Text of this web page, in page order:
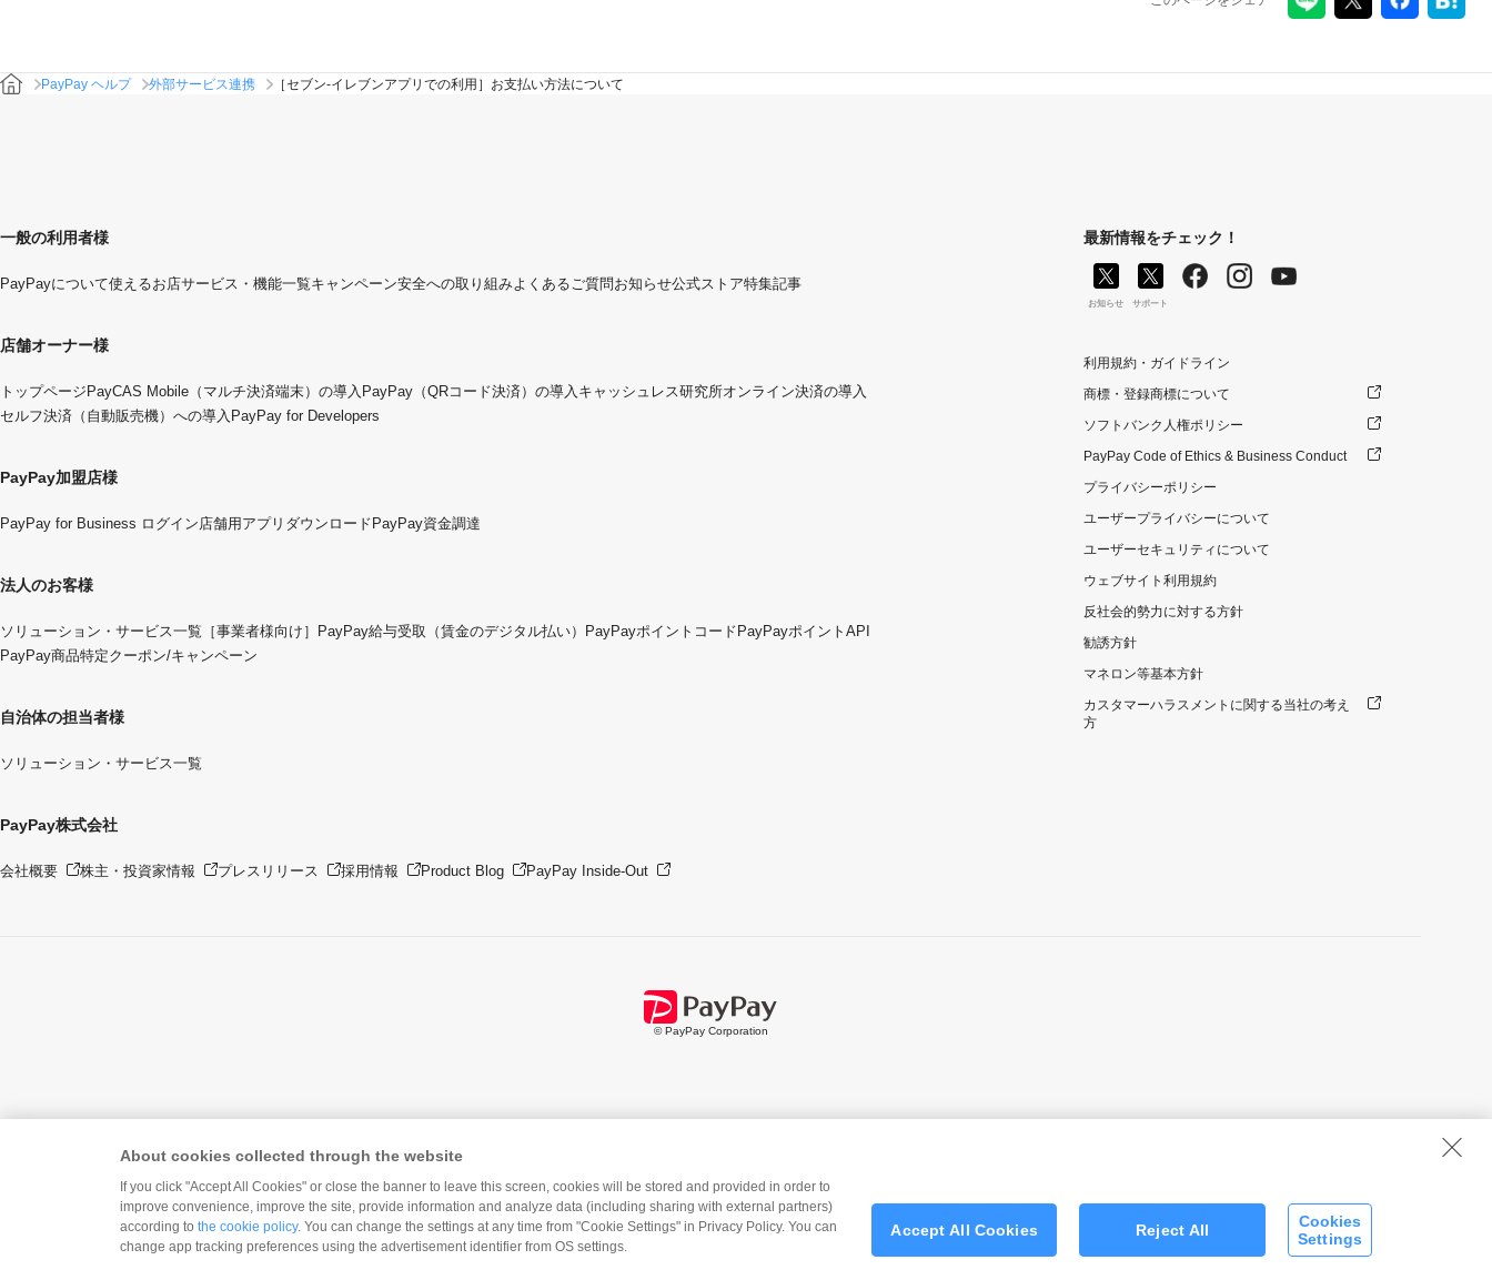
いますぐPayPayアプリをダウンロード
PayPay ヘルプ 外部サービス連携 ［セブン-イレブンアプリでの利用］お支払い方法について
一般の利用者様
PayPayについて使えるお店サービス・機能一覧キャンペーン安全への取り組みよくあるご質問お知らせ公式ストア特集記事
店舗オーナー様
トップページ PayCAS Mobile（マルチ決済端末）の導入 PayPay（QRコード決済）の導入 キャッシュレス研究所オンライン決済の導入
セルフ決済（自動販売機）への導入 PayPay for Developers
PayPay加盟店様
PayPay for Business ログイン店舗用アプリダウンロード PayPay資金調達
法人のお客様
ソリューション・サービス一覧 ［事業者様向け］PayPay給与受取（賃金のデジタル払い） PayPayポイントコード PayPayポイントAPI
PayPay商品特定クーポン/キャンペーン
自治体の担当者様
ソリューション・サービス一覧
PayPay株式会社
会社概要 株主・投資家情報 プレスリリース 採用情報 Product Blog PayPay Inside-Out
最新情報をチェック！
お知らせ サポート
利用規約・ガイドライン
商標・登録商標について
ソフトバンク人権ポリシー
PayPay Code of Ethics & Business Conduct
プライバシーポリシー
ユーザープライバシーについて
ユーザーセキュリティについて
ウェブサイト利用規約
反社会的勢力に対する方針
勧誘方針
マネロン等基本方針
カスタマーハラスメントに関する当社の考え
方
© PayPay Corporation
About cookies collected through the website
If you click "Accept All Cookies" or close the banner to leave this screen, cookies will be stored and provided in order to
improve convenience, improve the site, provide information and analyze data (including sharing with external partners)
according to the cookie policy. You can change the settings at any time from "Cookie Settings" in Privacy Policy. You can
change app tracking preferences using the advertisement identifier from OS settings.
Cookies
Settings
Reject All
Accept All Cookies